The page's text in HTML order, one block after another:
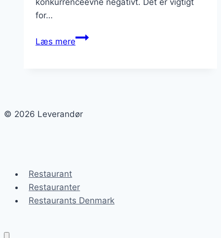
konkurrenceevne negativt. Det er vigtigt
for…
Læs mereLeverandører
effektiv
© 2026 Leverandør
Restaurant
Restauranter
Restaurants Denmark